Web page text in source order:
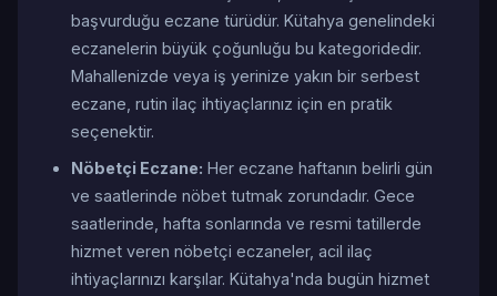
başvurduğu eczane türüdür. Kütahya genelindeki
eczanelerin büyük çoğunluğu bu kategoridedir.
Mahallenizde veya iş yerinize yakın bir serbest
eczane, rutin ilaç ihtiyaçlarınız için en pratik
seçenektir.
Nöbetçi Eczane: Her eczane haftanın belirli gün
ve saatlerinde nöbet tutmak zorundadır. Gece
saatlerinde, hafta sonlarında ve resmi tatillerde
hizmet veren nöbetçi eczaneler, acil ilaç
ihtiyaçlarınızı karşılar. Kütahya'nda bugün hizmet